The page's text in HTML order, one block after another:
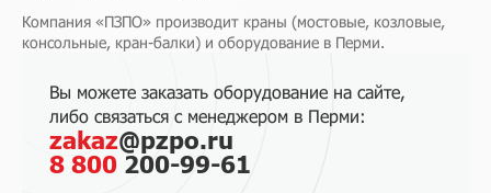
Компания «ПЗПО» производит краны (мостовые, козловые,
консольные, кран-балки) и оборудование в Перми.
Вы можете заказать оборудование на сайте,
либо связаться с менеджером в Перми:
zakaz@pzpo.ru
8 800 200-99-61